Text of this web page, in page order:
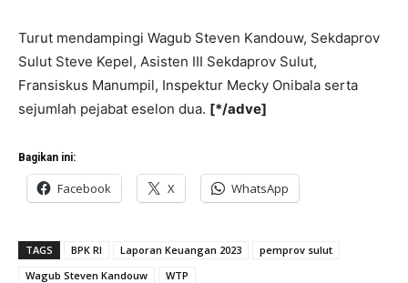
Turut mendampingi Wagub Steven Kandouw, Sekdaprov
Sulut Steve Kepel, Asisten III Sekdaprov Sulut,
Fransiskus Manumpil, Inspektur Mecky Onibala serta
sejumlah pejabat eselon dua. [*/adve]
Bagikan ini:
Facebook X WhatsApp
TAGS BPK RI Laporan Keuangan 2023
pemprov sulut
Wagub Steven Kandouw
WTP